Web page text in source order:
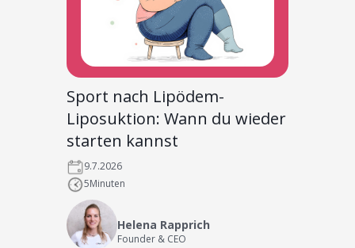
Sport nach Lipödem-
Liposuktion: Wann du wieder
starten kannst
9.7.2026
5Minuten
Helena Rapprich
Founder & CEO